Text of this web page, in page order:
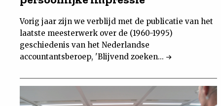
Vorig jaar zijn we verblijd met de publicatie van het
laatste meesterwerk over de (1960-1995)
geschiedenis van het Nederlandse
accountantsberoep, 'Blijvend zoeken...